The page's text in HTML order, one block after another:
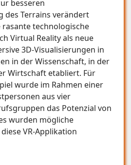
besseren
des Terrains verändert
technologische
Virtual Reality als neue
3D-Visualisierungen in
in der Wissenschaft, in der
Wirtschaft etabliert. Für
wurde im Rahmen einer
aus vier
das Potenzial von
wurden mögliche
VR-Applikation